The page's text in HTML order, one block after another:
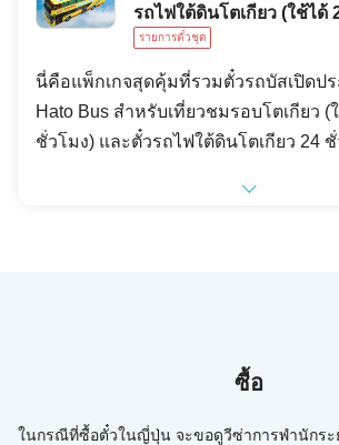
รถไฟใต้ดินโตเกียว (ใช้ได้
รายการตั๋วชุด
นี่คือแพ็กเกจสุดคุ้มที่รวมตั๋วรถบัสเปิดป
Hato Bus สำหรับเที่ยวชมรอบโตเกียว (
ชั่วโมง) และตั๋วรถไฟใต้ดินโตเกียว 24 ชั่
ซื้อ
ในกรณีที่ซื้อตั๋วในญี่ปุ่น จะขอดูวีซ่าการพำนักระ